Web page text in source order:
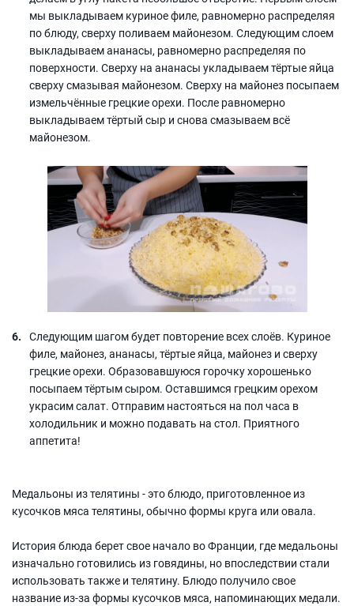
мы выкладываем куриное филе, равномерно распределяя
по блюду, сверху поливаем майонезом. Следующим слоем
выкладываем ананасы, равномерно распределяя по
поверхности. Сверху на ананасы укладываем тёртые яйца
сверху смазывая майонезом. Сверху на майонез посыпаем
измельчённые грецкие орехи. После равномерно
выкладываем тёртый сыр и снова смазываем всё
майонезом.
Следующим шагом будет повторение всех слоёв. Куриное
филе, майонез, ананасы, тёртые яйца, майонез и сверху
грецкие орехи. Образовавшуюся горочку хорошенько
посыпаем тёртым сыром. Оставшимся грецким орехом
украсим салат. Отправим настояться на пол часа в
холодильник и можно подавать на стол. Приятного
аппетита!
Медальоны из телятины - это блюдо, приготовленное из
кусочков мяса телятины, обычно формы круга или овала.
История блюда берет свое начало во Франции, где медальоны
изначально готовились из говядины, но впоследствии стали
использовать также и телятину. Блюдо получило свое
название из-за формы кусочков мяса, напоминающих медали.